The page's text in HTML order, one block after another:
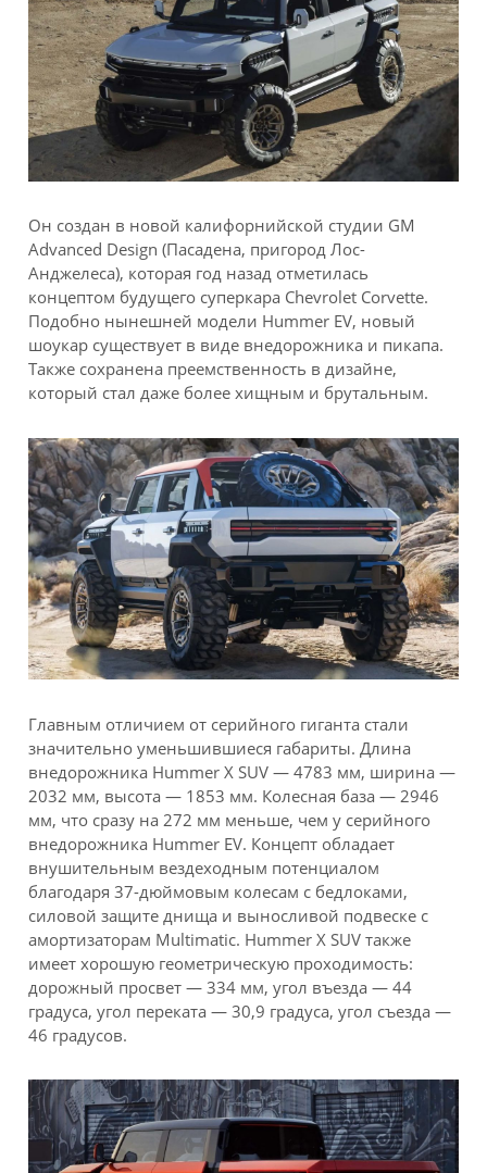
Он создан в новой калифорнийской студии GM
Advanced Design (Пасадена, пригород Лос-
Анджелеса), которая год назад отметилась
концептом будущего суперкара Chevrolet Corvette.
Подобно нынешней модели Hummer EV, новый
шоукар существует в виде внедорожника и пикапа.
Также сохранена преемственность в дизайне,
который стал даже более хищным и брутальным.
Главным отличием от серийного гиганта стали
значительно уменьшившиеся габариты. Длина
внедорожника Hummer X SUV — 4783 мм, ширина —
2032 мм, высота — 1853 мм. Колесная база — 2946
мм, что сразу на 272 мм меньше, чем у серийного
внедорожника Hummer EV. Концепт обладает
внушительным вездеходным потенциалом
благодаря 37-дюймовым колесам с бедлоками,
силовой защите днища и выносливой подвеске с
амортизаторам Multimatic. Hummer X SUV также
имеет хорошую геометрическую проходимость:
дорожный просвет — 334 мм, угол въезда — 44
градуса, угол переката — 30,9 градуса, угол съезда —
46 градусов.